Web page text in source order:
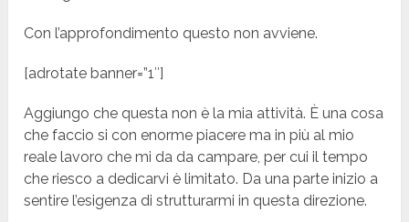
Con l’approfondimento questo non avviene.
[adrotate banner=”1″]
Aggiungo che questa non è la mia attività. È una cosa
che faccio si con enorme piacere ma in più al mio
reale lavoro che mi da da campare, per cui il tempo
che riesco a dedicarvi è limitato. Da una parte inizio a
sentire l’esigenza di strutturarmi in questa direzione.